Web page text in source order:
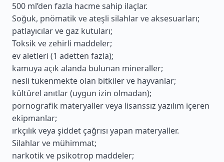
500 ml’den fazla hacme sahip ilaçlar.
Soğuk, pnömatik ve ateşli silahlar ve aksesuarları;
patlayıcılar ve gaz kutuları;
Toksik ve zehirli maddeler;
ev aletleri (1 adetten fazla);
kamuya açık alanda bulunan mineraller;
nesli tükenmekte olan bitkiler ve hayvanlar;
kültürel anıtlar (uygun izin olmadan);
pornografik materyaller veya lisanssız yazılım içeren
ekipmanlar;
ırkçılık veya şiddet çağrısı yapan materyaller.
Silahlar ve mühimmat;
narkotik ve psikotrop maddeler;